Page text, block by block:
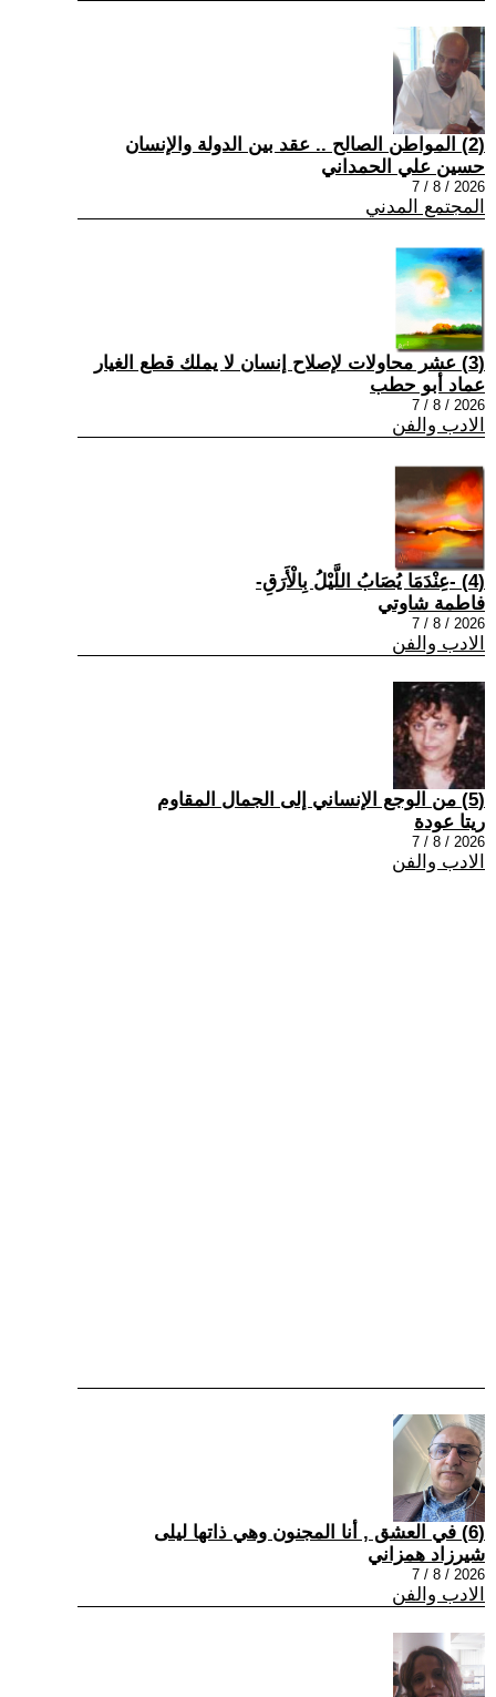
(2) المواطن الصالح .. عقد بين الدولة والإنسان
حسين علي الحمداني
2026 / 8 / 7
المجتمع المدني
(3) عشر محاولات لإصلاح إنسان لا يملك قطع الغيار
عماد أبو حطب
2026 / 8 / 7
الادب والفن
(4) -عِنْدَمَا يُصَابُ اللَّيْلُ بِالْأَرَقِ-
فاطمة شاوتي
2026 / 8 / 7
الادب والفن
(5) من الوجع الإنساني إلى الجمال المقاوم
ريتا عودة
2026 / 8 / 7
الادب والفن
(6) في العشق , أنا المجنون وهي ذاتها ليلى
شيرزاد همزاني
2026 / 8 / 7
الادب والفن